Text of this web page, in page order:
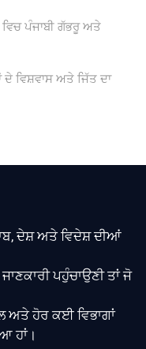
ਪੰਜਾਬੀ ਗੱਭਰੂ ਅਤੇ
ਦੇ ਵਿਸ਼ਵਾਸ ਅਤੇ ਜਿੱਤ ਦਾ
ਦੇਸ਼ ਅਤੇ ਵਿਦੇਸ਼ ਦੀਆਂ
ਪਹੁੰਚਾਉਣੀ ਤਾਂ ਜੋ
ਅਤੇ ਹੋਰ ਕਈ ਵਿਭਾਗਾਂ
ਹਾਂ।